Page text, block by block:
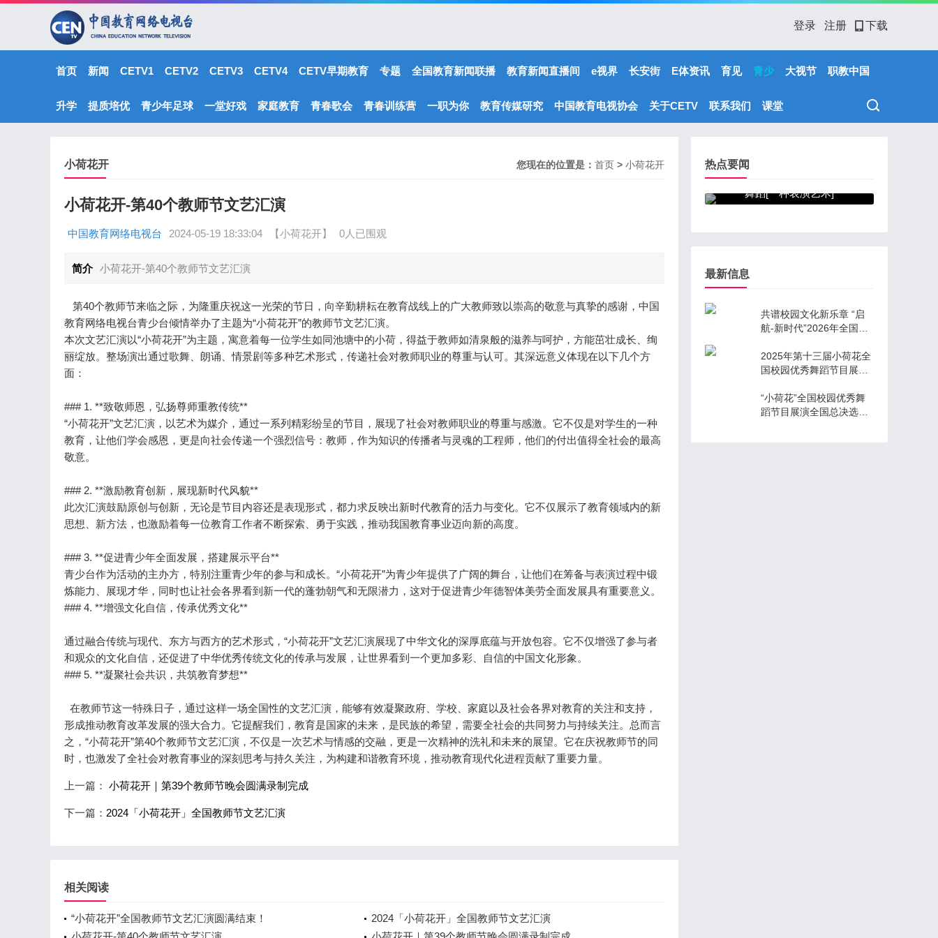
登录 注册 下载
首页 新闻 CETV1 CETV2 CETV3 CETV4 CETV早期教育 专题 全国教育新闻联播 教育新闻直播间 e视界 长安街 E体资讯 育见 青少 大视节 职教中国
升学 提质培优 青少年足球 一堂好戏 家庭教育 青春歌会 青春训练营 一职为你 教育传媒研究 中国教育电视协会 关于CETV 联系我们 课堂
小荷花开 您现在的位置是： 首页 > 小荷花开
小荷花开-第40个教师节文艺汇演
中国教育网络电视台 2024-05-19 18:33:04 【小荷花开】 0人已围观
简介 小荷花开-第40个教师节文艺汇演
第40个教师节来临之际，为隆重庆祝这一光荣的节日，向辛勤耕耘在教育战线上的广大教师致以崇高的敬意与真挚的感谢，中国
教育网络电视台青少台倾情举办了主题为“小荷花开”的教师节文艺汇演。
本次文艺汇演以“小荷花开”为主题，寓意着每一位学生如同池塘中的小荷，得益于教师如清泉般的滋养与呵护，方能茁壮成长、绚
丽绽放。整场演出通过歌舞、朗诵、情景剧等多种艺术形式，传递社会对教师职业的尊重与认可。其深远意义体现在以下几个方
面：
### 1. **致敬师恩，弘扬尊师重教传统**
“小荷花开”文艺汇演，以艺术为媒介，通过一系列精彩纷呈的节目，展现了社会对教师职业的尊重与感激。它不仅是对学生的一种
教育，让他们学会感恩，更是向社会传递一个强烈信号：教师，作为知识的传播者与灵魂的工程师，他们的付出值得全社会的最高
敬意。
### 2. **激励教育创新，展现新时代风貌**
此次汇演鼓励原创与创新，无论是节目内容还是表现形式，都力求反映出新时代教育的活力与变化。它不仅展示了教育领域内的新
思想、新方法，也激励着每一位教育工作者不断探索、勇于实践，推动我国教育事业迈向新的高度。
### 3. **促进青少年全面发展，搭建展示平台**
青少台作为活动的主办方，特别注重青少年的参与和成长。“小荷花开”为青少年提供了广阔的舞台，让他们在筹备与表演过程中锻
炼能力、展现才华，同时也让社会各界看到新一代的蓬勃朝气和无限潜力，这对于促进青少年德智体美劳全面发展具有重要意义。
### 4. **增强文化自信，传承优秀文化**
通过融合传统与现代、东方与西方的艺术形式，“小荷花开”文艺汇演展现了中华文化的深厚底蕴与开放包容。它不仅增强了参与者
和观众的文化自信，还促进了中华优秀传统文化的传承与发展，让世界看到一个更加多彩、自信的中国文化形象。
### 5. **凝聚社会共识，共筑教育梦想**
在教师节这一特殊日子，通过这样一场全国性的文艺汇演，能够有效凝聚政府、学校、家庭以及社会各界对教育的关注和支持，
形成推动教育改革发展的强大合力。它提醒我们，教育是国家的未来，是民族的希望，需要全社会的共同努力与持续关注。总而言
之，“小荷花开”第40个教师节文艺汇演，不仅是一次艺术与情感的交融，更是一次精神的洗礼和未来的展望。它在庆祝教师节的同
时，也激发了全社会对教育事业的深刻思考与持久关注，为构建和谐教育环境，推动教育现代化进程贡献了重要力量。
上一篇： 小荷花开｜第39个教师节晚会圆满录制完成
下一篇： 2024「小荷花开」全国教师节文艺汇演
相关阅读
“小荷花开”全国教师节文艺汇演圆满结束！
2024「小荷花开」全国教师节文艺汇演
热点要闻
舞蹈[一种表演艺术]
最新信息
共谱校园文化新乐章 “启
航-新时代”2026年全国校
2025年第十三届小荷花全
国校园优秀舞蹈节目展演
放青春光彩
“小荷花”全国校园优秀舞
蹈节目展演全国总决选上